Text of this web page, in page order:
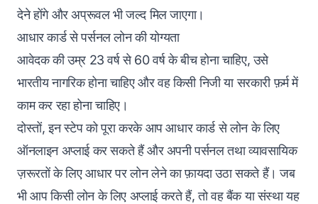
देने होंगे और अप्रूवल भी जल्द मिल जाएगा।
आधार कार्ड से पर्सनल लोन की योग्यता
आवेदक की उम्र 23 वर्ष से 60 वर्ष के बीच होना चाहिए, उसे
भारतीय नागरिक होना चाहिए और वह किसी निजी या सरकारी फ़र्म में
काम कर रहा होना चाहिए।
दोस्तों, इन स्टेप को पूरा करके आप आधार कार्ड से लोन के लिए
ऑनलाइन अप्लाई कर सकते हैं और अपनी पर्सनल तथा व्यावसायिक
ज़रूरतों के लिए आधार पर लोन लेने का फ़ायदा उठा सकते हैं। जब
भी आप किसी लोन के लिए अप्लाई करते हैं, तो वह बैंक या संस्था यह